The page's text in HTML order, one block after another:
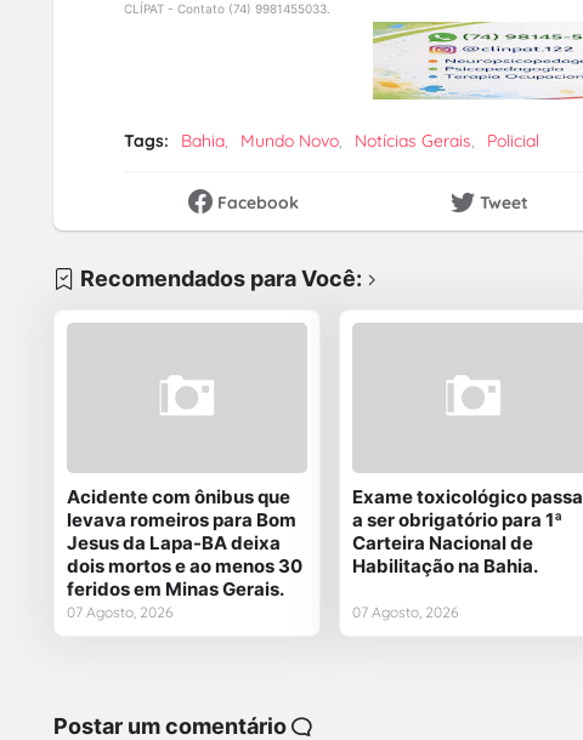
CLÍPAT - Contato (74) 9981455033.
Tags: Bahia Mundo Novo Notícias Gerais Policial
Facebook Tweet
Recomendados para Você:
Acidente com ônibus que
levava romeiros para Bom
Jesus da Lapa-BA deixa
dois mortos e ao menos 30
feridos em Minas Gerais.
07 Agosto, 2026
Exame toxicológico passa
a ser obrigatório para 1ª
Carteira Nacional de
Habilitação na Bahia.
07 Agosto, 2026
Postar um comentário